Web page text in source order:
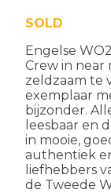
SOLD
Engelse
Crew in near
zeldzaam te
exemplaar
bijzonder.
leesbaar en
in mooie,
authentiek
liefhebbers
de Tweede